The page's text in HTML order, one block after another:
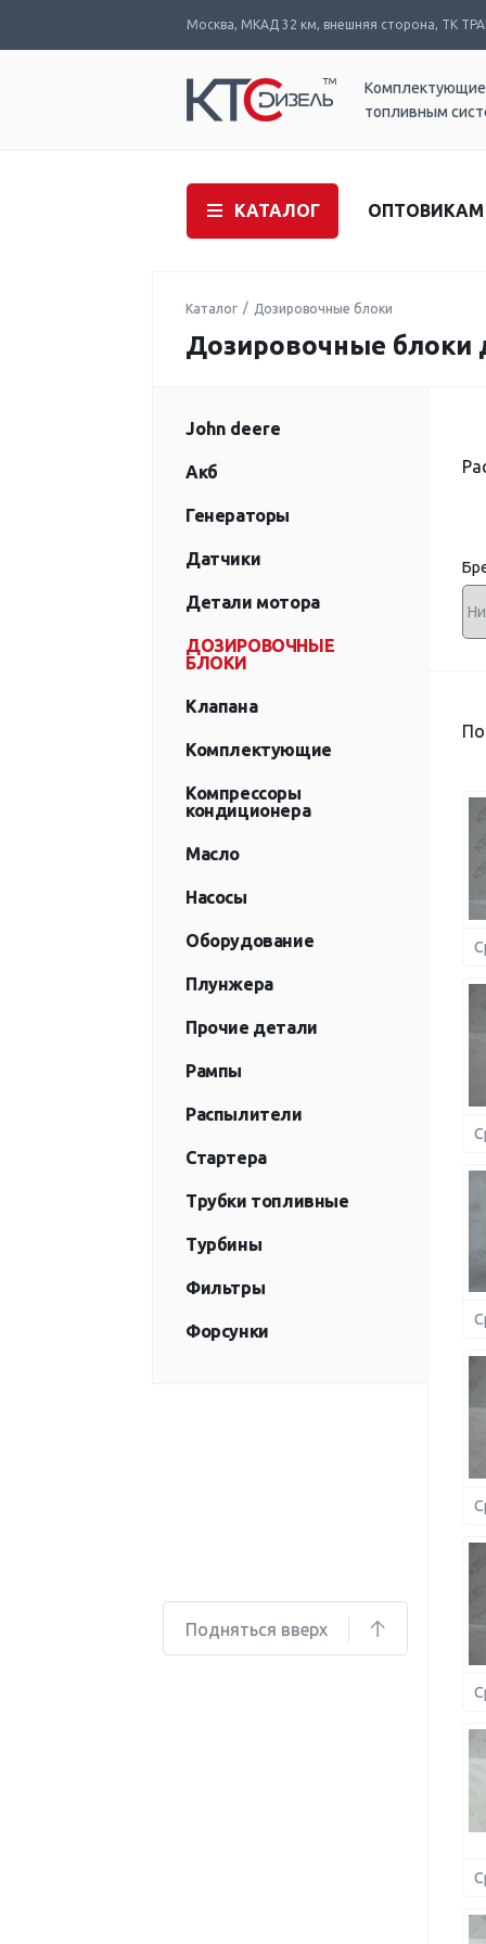
Москва, МКАД 32 км, внешняя сторона, ТК
Комплектующие
топливным
КАТАЛОГ ОПТОВИКАМ
Каталог Дозировочные блоки
Дозировочные блоки
John deere
Акб
Генераторы
Датчики
Детали мотора
ДОЗИРОВОЧНЫЕ
БЛОКИ
Клапана
Комплектующие
Компрессоры
кондиционера
Масло
Насосы
Оборудование
Плунжера
Прочие детали
Рампы
Распылители
Стартера
Трубки топливные
Турбины
Фильтры
Форсунки
Подняться вверх